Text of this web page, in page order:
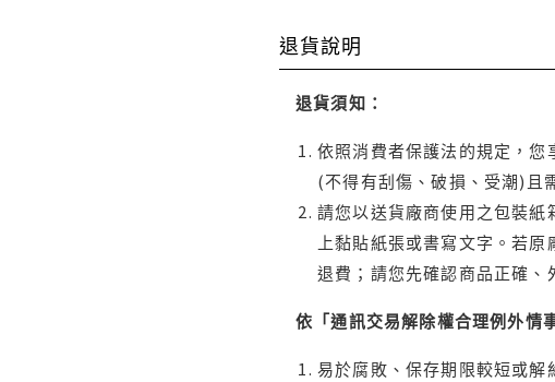
退貨說明
退貨須知：
依照消費者保護法的規定，
(不得有刮傷、破損、受潮)且
請您以送貨廠商使用之包裝
上黏貼紙張或書寫文字。若
退費；請您先確認商品正確、
依「通訊交易解除權合理例外情
易於腐敗、保存期限較短或